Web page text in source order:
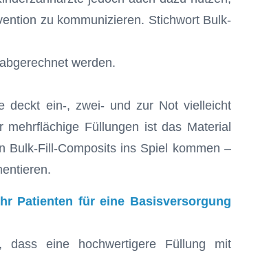
zu kommunizieren. Stichwort Bulk-
werden.
deckt ein-, zwei- und zur Not vielleicht
Füllungen ist das Material
Bulk-Fill-Composits ins Spiel kommen –
Patienten für eine Basisversorgung
eine hochwertigere Füllung mit